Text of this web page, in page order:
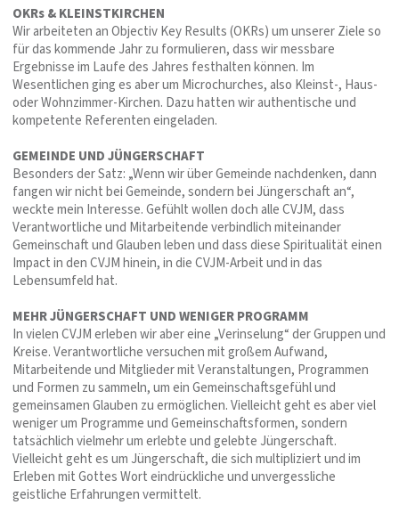
OKRs & KLEINSTKIRCHEN
Wir arbeiteten an Objectiv Key Results (OKRs) um unserer Ziele so
für das kommende Jahr zu formulieren, dass wir messbare
Ergebnisse im Laufe des Jahres festhalten können. Im
Wesentlichen ging es aber um Microchurches, also Kleinst-, Haus-
oder Wohnzimmer-Kirchen. Dazu hatten wir authentische und
kompetente Referenten eingeladen.
GEMEINDE UND JÜNGERSCHAFT
Besonders der Satz: „Wenn wir über Gemeinde nachdenken, dann
fangen wir nicht bei Gemeinde, sondern bei Jüngerschaft an“,
weckte mein Interesse. Gefühlt wollen doch alle CVJM, dass
Verantwortliche und Mitarbeitende verbindlich miteinander
Gemeinschaft und Glauben leben und dass diese Spiritualität einen
Impact in den CVJM hinein, in die CVJM-Arbeit und in das
Lebensumfeld hat.
MEHR JÜNGERSCHAFT UND WENIGER PROGRAMM
In vielen CVJM erleben wir aber eine „Verinselung“ der Gruppen und
Kreise. Verantwortliche versuchen mit großem Aufwand,
Mitarbeitende und Mitglieder mit Veranstaltungen, Programmen
und Formen zu sammeln, um ein Gemeinschaftsgefühl und
gemeinsamen Glauben zu ermöglichen. Vielleicht geht es aber viel
weniger um Programme und Gemeinschaftsformen, sondern
tatsächlich vielmehr um erlebte und gelebte Jüngerschaft.
Vielleicht geht es um Jüngerschaft, die sich multipliziert und im
Erleben mit Gottes Wort eindrückliche und unvergessliche
geistliche Erfahrungen vermittelt.